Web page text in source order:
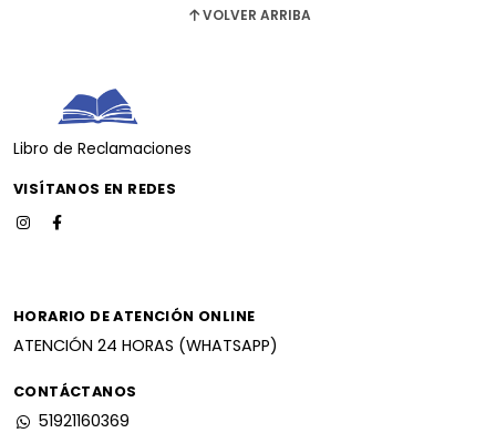
VOLVER ARRIBA
Libro de Reclamaciones
VISÍTANOS EN REDES
HORARIO DE ATENCIÓN ONLINE
ATENCIÓN 24 HORAS (WHATSAPP)
CONTÁCTANOS
51921160369